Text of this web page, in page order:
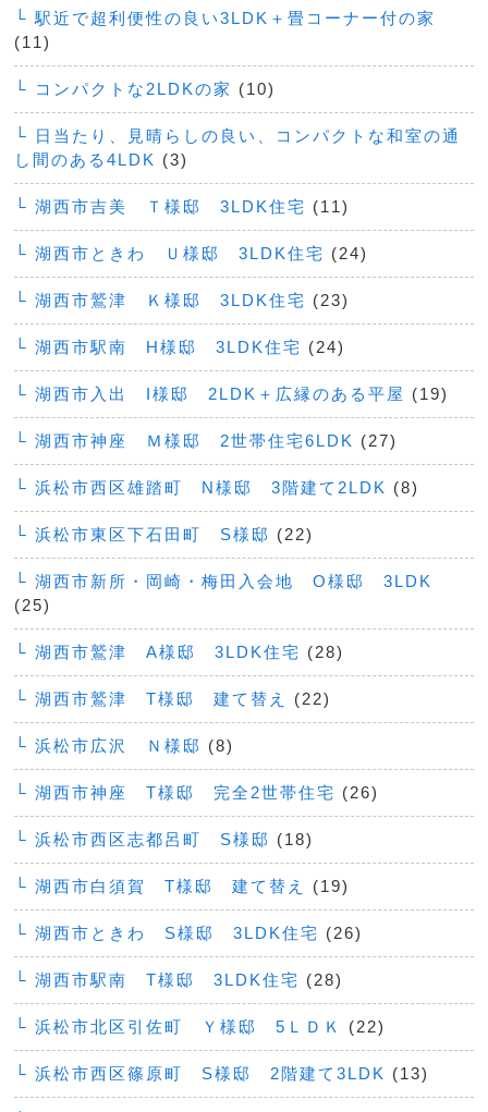
└ 駅近で超利便性の良い3LDK＋畳コーナー付の家
(11)
└ コンパクトな2LDKの家 (10)
└ 日当たり、見晴らしの良い、コンパクトな和室の通
し間のある4LDK (3)
└ 湖西市吉美 Ｔ様邸 3LDK住宅 (11)
└ 湖西市ときわ Ｕ様邸 3LDK住宅 (24)
└ 湖西市鷲津 Ｋ様邸 3LDK住宅 (23)
└ 湖西市駅南 H様邸 3LDK住宅 (24)
└ 湖西市入出 I様邸 2LDK＋広縁のある平屋 (19)
└ 湖西市神座 Ｍ様邸 2世帯住宅6LDK (27)
└ 浜松市西区雄踏町 N様邸 3階建て2LDK (8)
└ 浜松市東区下石田町 S様邸 (22)
└ 湖西市新所・岡崎・梅田入会地 O様邸 3LDK
(25)
└ 湖西市鷲津 A様邸 3LDK住宅 (28)
└ 湖西市鷲津 T様邸 建て替え (22)
└ 浜松市広沢 Ｎ様邸 (8)
└ 湖西市神座 T様邸 完全2世帯住宅 (26)
└ 浜松市西区志都呂町 S様邸 (18)
└ 湖西市白須賀 T様邸 建て替え (19)
└ 湖西市ときわ S様邸 3LDK住宅 (26)
└ 湖西市駅南 T様邸 3LDK住宅 (28)
└ 浜松市北区引佐町 Ｙ様邸 5ＬＤＫ (22)
└ 浜松市西区篠原町 S様邸 2階建て3LDK (13)